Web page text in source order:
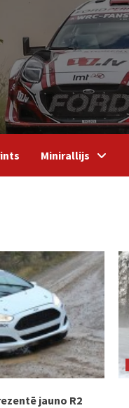
Minirallijs
jauno R2